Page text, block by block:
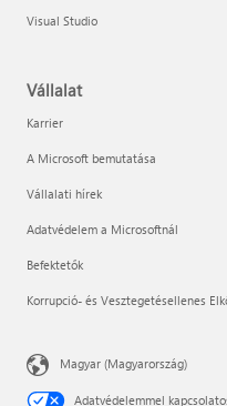
Visual Studio
Vállalat
Karrier
A Microsoft bemutatása
Vállalati hírek
Adatvédelem a Microsoftnál
Befektetők
Korrupció- és Vesztegetésellenes
Magyar (Magyarország)
Adatvédelemmel